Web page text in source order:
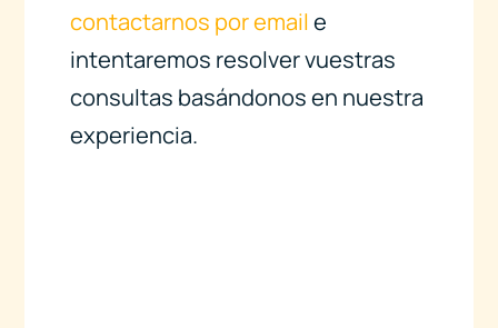
contactarnos por emaile
intentaremos resolver vuestras
consultas basándonos en nuestra
experiencia.